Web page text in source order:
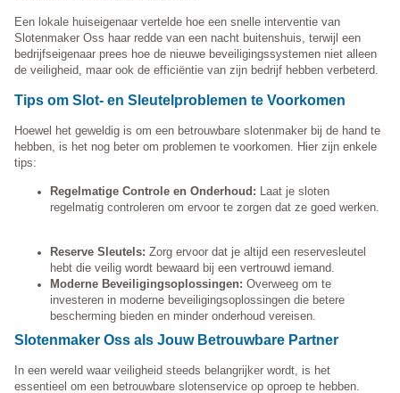
Een lokale huiseigenaar vertelde hoe een snelle interventie van
Slotenmaker Oss haar redde van een nacht buitenshuis, terwijl een
bedrijfseigenaar prees hoe de nieuwe beveiligingssystemen niet alleen
de veiligheid, maar ook de efficiëntie van zijn bedrijf hebben verbeterd.
Tips om Slot- en Sleutelproblemen te Voorkomen
Hoewel het geweldig is om een betrouwbare slotenmaker bij de hand te
hebben, is het nog beter om problemen te voorkomen. Hier zijn enkele
tips:
Regelmatige Controle en Onderhoud: Laat je sloten
regelmatig controleren om ervoor te zorgen dat ze goed werken.
Reserve Sleutels: Zorg ervoor dat je altijd een reservesleutel
hebt die veilig wordt bewaard bij een vertrouwd iemand.
Moderne Beveiligingsoplossingen: Overweeg om te
investeren in moderne beveiligingsoplossingen die betere
bescherming bieden en minder onderhoud vereisen.
Slotenmaker Oss als Jouw Betrouwbare Partner
In een wereld waar veiligheid steeds belangrijker wordt, is het
essentieel om een betrouwbare slotenservice op oproep te hebben.